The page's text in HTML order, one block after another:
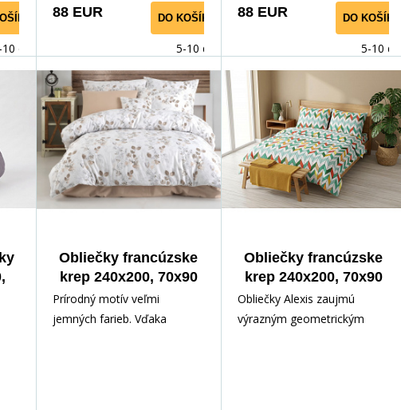
na
dnů
na francúzsku prikrývku
240x200cm a 2ks obliečky na
88 EUR DO KOŠÍKA
5-10 dnů
na francúzsku prikrývku
240x200cm a 2ks obliečky na
88 EUR DO KOŠÍKA
5-10 dnů
Obliečky francúzske
krep 240x200, 70x90
Adalia natur
Prírodný motív veľmi
jemných farieb. Vďaka
Obliečky francúzske
krep 240x200, 70x90
Alexis
Obliečky Alexis zaujmú
výrazným geometrickým